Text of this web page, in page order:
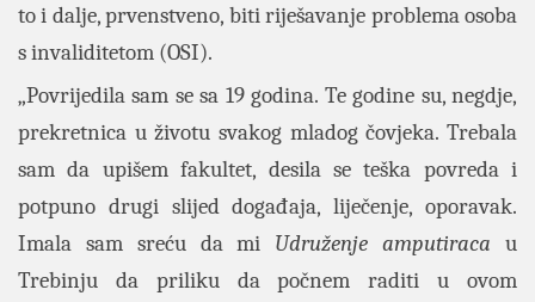
to i dalje, prvenstveno, biti riješavanje problema osoba
s invaliditetom (OSI).
„Povrijedila sam se sa 19 godina. Te godine su, negdje,
prekretnica u životu svakog mladog čovjeka. Trebala
sam da upišem fakultet, desila se teška povreda i
potpuno drugi slijed događaja, liječenje, oporavak.
Imala sam sreću da mi Udruženje amputiraca u
Trebinju da priliku da počnem raditi u ovom